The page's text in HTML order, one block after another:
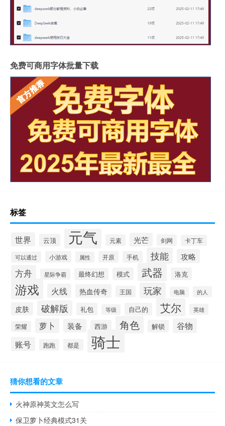
免费可商用字体批量下载
标签
世界 云顶 元气 元素 光芒 剑网 卡丁车
可以通过 小游戏 属性 开原 手机 技能 攻略
方舟 星际争霸 最终幻想 模式 武器 洛克
游戏 火线 热血传奇 王国 玩家 电脑 的人
皮肤 破解版 礼包 等级 自己的 艾尔 英雄
荣耀 萝卜 装备 西游 角色 解锁 谷物
账号 跑跑 都是 骑士
猜你想看的文章
火神原神英文怎么写
保卫萝卜经典模式31关